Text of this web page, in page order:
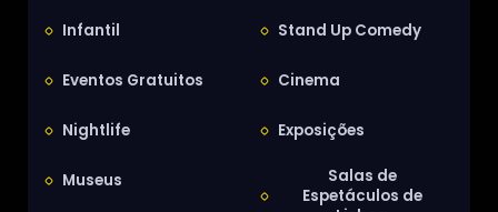
Infantil Stand Up Comedy
Eventos Gratuitos Cinema
Nightlife Exposições
Museus
Salas de
Espetáculos de